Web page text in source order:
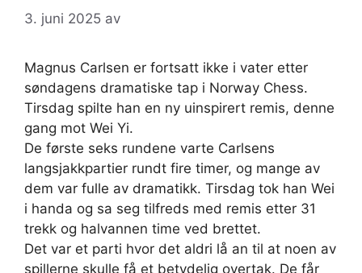
3. juni 2025 av
Magnus Carlsen er fortsatt ikke i vater etter
søndagens dramatiske tap i Norway Chess.
Tirsdag spilte han en ny uinspirert remis, denne
gang mot Wei Yi.
De første seks rundene varte Carlsens
langsjakkpartier rundt fire timer, og mange av
dem var fulle av dramatikk. Tirsdag tok han Wei
i handa og sa seg tilfreds med remis etter 31
trekk og halvannen time ved brettet.
Det var et parti hvor det aldri lå an til at noen av
spillerne skulle få et betydelig overtak. De får